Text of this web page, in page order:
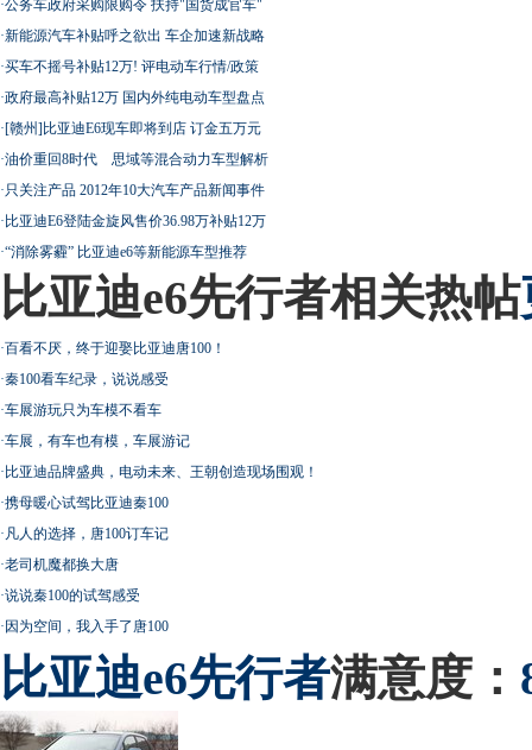
·公务车政府采购限购令 扶持"国货成官车"
·新能源汽车补贴呼之欲出 车企加速新战略
·买车不摇号补贴12万! 评电动车行情/政策
·政府最高补贴12万 国内外纯电动车型盘点
·[赣州]比亚迪E6现车即将到店 订金五万元
·油价重回8时代 思域等混合动力车型解析
·只关注产品 2012年10大汽车产品新闻事件
· 比亚迪E6登陆金旋风售价36.98万补贴12万
·“消除雾霾” 比亚迪e6等新能源车型推荐
比亚迪e6先行者相关热帖
·百看不厌，终于迎娶比亚迪唐100！
·秦100看车纪录，说说感受
·车展游玩只为车模不看车
·车展，有车也有模，车展游记
· 比亚迪品牌盛典，电动未来、王朝创造现场围观！
·携母暖心试驾比亚迪秦100
·凡人的选择，唐100订车记
·老司机魔都换大唐
·说说秦100的试驾感受
· 因为空间，我入手了唐100
比亚迪e6先行者满意度：